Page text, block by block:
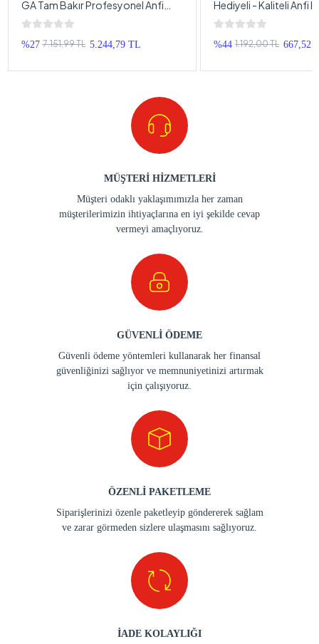
GA Tam Bakır Profesyonel Anfi
Kablosu Seti 2 AWG
%27 7.151,99 TL 5.244,79 TL
Hediyeli - Kaliteli Anfi
Takımı - Tam Set
%44 1.192,00 TL 667,52
MÜŞTERİ HİZMETLERİ
Müşteri odaklı yaklaşımımızla her zaman
müşterilerimizin ihtiyaçlarına en iyi şekilde cevap
vermeyi amaçlıyoruz.
GÜVENLİ ÖDEME
Güvenli ödeme yöntemleri kullanarak her finansal
güvenliğinizi sağlıyor ve memnuniyetinizi artırmak
için çalışıyoruz.
ÖZENLİ PAKETLEME
Siparişlerinizi özenle paketleyip göndererek sağlam
ve zarar görmeden sizlere ulaşmasını sağlıyoruz.
İADE KOLAYLIĞI